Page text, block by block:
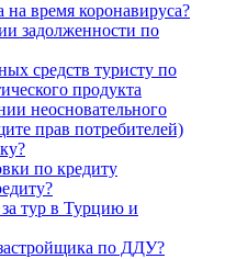
на время коронавируса?
задолженности по
средств туристу по
продукта
неосновательного
прав потребителей)
по кредиту
тур в Турцию и
по ДДУ?